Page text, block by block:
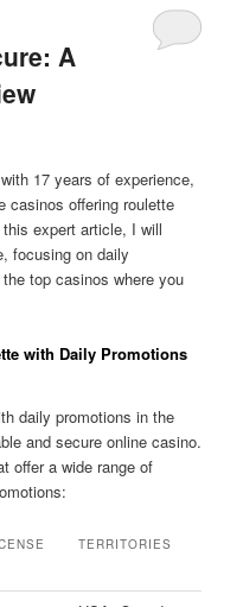
A
17 years of experience,
casinos offering roulette
expert article, I will
focusing on daily
top casinos where you
with Daily Promotions
daily promotions in the
and secure online casino.
offer a wide range of
TERRITORIES